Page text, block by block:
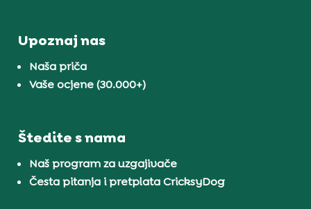
Upoznaj nas
Naša priča
Vaše ocjene (30.000+)
Štedite s nama
Naš program za uzgajivače
Česta pitanja i pretplata CricksyDog